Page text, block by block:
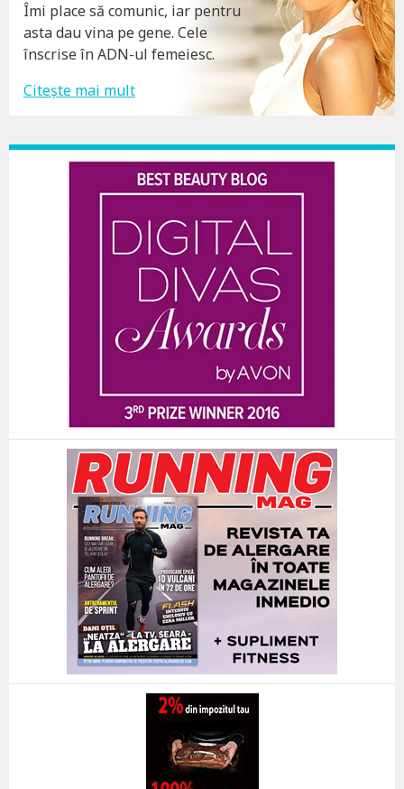
Îmi place să comunic, iar pentru
asta dau vina pe gene. Cele
înscrise în ADN-ul femeiesc.
Citește mai mult